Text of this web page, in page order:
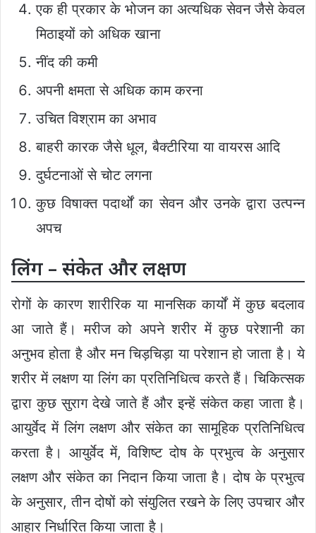
एक ही प्रकार के भोजन का अत्यधिक सेवन जैसे केवल
मिठाइयों को अधिक खाना
नींद की कमी
अपनी क्षमता से अधिक काम करना
उचित विश्राम का अभाव
बाहरी कारक जैसे धूल, बैक्टीरिया या वायरस आदि
दुर्घटनाओं से चोट लगना
कुछ विषाक्त पदार्थों का सेवन और उनके द्वारा उत्पन्न
अपच
लिंग – संकेत और लक्षण
रोगों के कारण शारीरिक या मानसिक कार्यों में कुछ बदलाव
आ जाते हैं। मरीज को अपने शरीर में कुछ परेशानी का
अनुभव होता है और मन चिड़चिड़ा या परेशान हो जाता है। ये
शरीर में लक्षण या लिंग का प्रतिनिधित्व करते हैं। चिकित्सक
द्वारा कुछ सुराग देखे जाते हैं और इन्हें संकेत कहा जाता है।
आयुर्वेद में लिंग लक्षण और संकेत का सामूहिक प्रतिनिधित्व
करता है। आयुर्वेद में, विशिष्ट दोष के प्रभुत्व के अनुसार
लक्षण और संकेत का निदान किया जाता है। दोष के प्रभुत्व
के अनुसार, तीन दोषों को संयुलित रखने के लिए उपचार और
आहार निर्धारित किया जाता है।